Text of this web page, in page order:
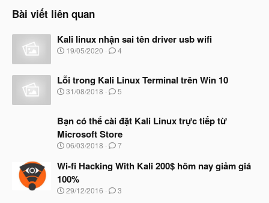
Bài viết liên quan
Kali linux nhận sai tên driver usb wifi
N
y
b
ắ
ầ
u
19/05/2020 4
Lỗi trong Kali Linux Terminal trên Win 10
N
y
b
ắ
t
ầ
u
31/08/2018 5
Bạn có thể cài đặt Kali Linux trực tiếp từ
Microsoft Store
N
à
b
ắ
06/03/2018 7
Wi-fi Hacking With Kali 200$ hôm nay giảm giá
100%
N
29/12/2016 3